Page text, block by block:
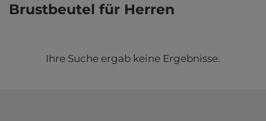
Brustbeutel für Herren
Ihre Suche ergab keine Ergebnisse.